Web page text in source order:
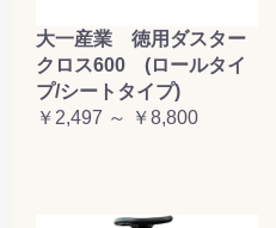
大一産業 徳用ダスター
クロス600 (ロールタイ
プ/シートタイプ)
￥2,497 ～ ￥8,800